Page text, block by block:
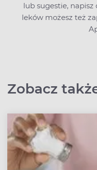
lub sugestie, napisz
leków możesz też
Zobacz